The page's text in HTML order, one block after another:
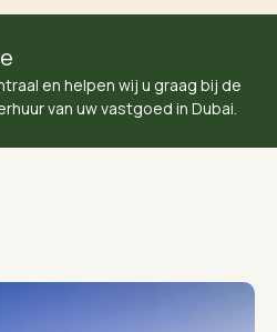
en helpen wij u graag bij de
van uw vastgoed in Dubai.